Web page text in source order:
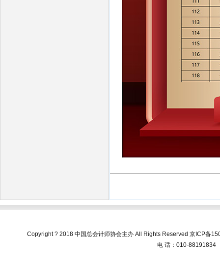
Copyright ? 2018 中国总会计师协会主办 All Rights Reserved京ICP备
电 话：010-88191834